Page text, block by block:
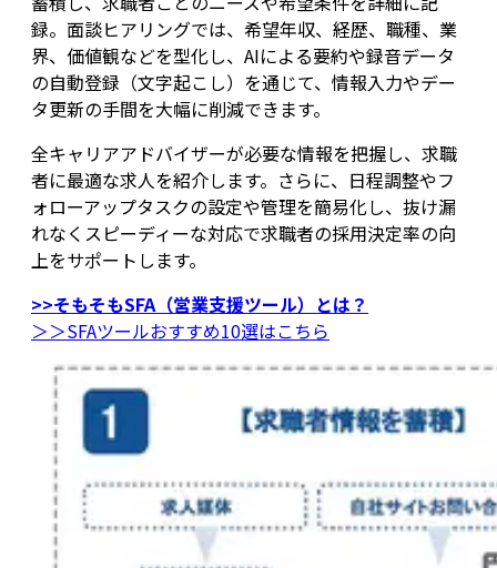
録。面談ヒアリングでは、希望年収、経歴、職種、業
界、価値観などを型化し、AIによる要約や録音データ
の自動登録（文字起こし）を通じて、情報入力やデー
タ更新の手間を大幅に削減できます。
全キャリアアドバイザーが必要な情報を把握し、求職
者に最適な求人を紹介します。さらに、日程調整やフ
ォローアップタスクの設定や管理を簡易化し、抜け漏
れなくスピーディーな対応で求職者の採用決定率の向
上をサポートします。
>>そもそもSFA（営業支援ツール）とは？
＞＞SFAツールおすすめ10選はこちら